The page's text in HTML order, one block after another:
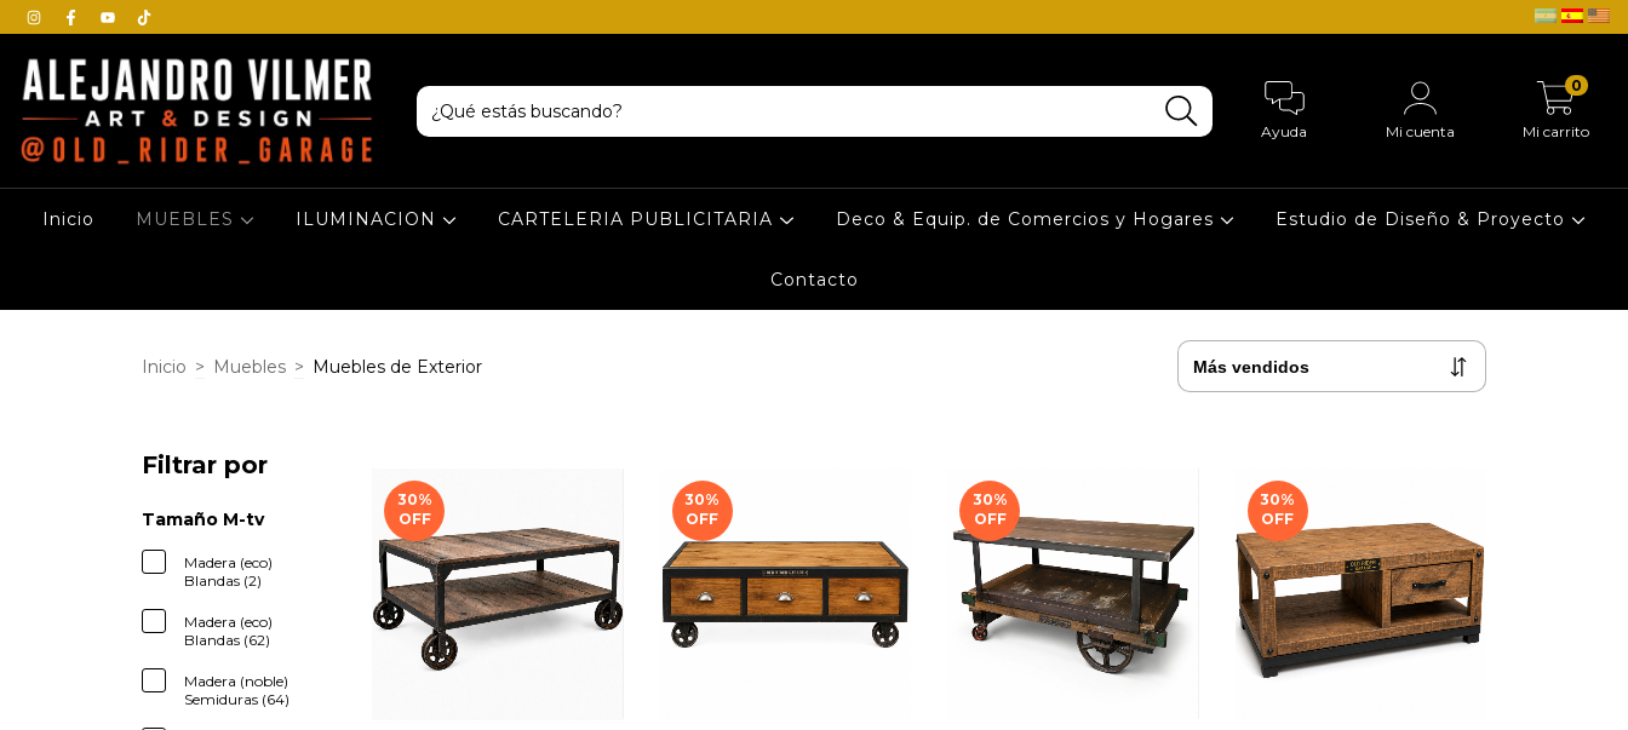
Ayuda Mi cuenta Mi carrito
0
Inicio MUEBLES ILUMINACION CARTELERIA PUBLICITARIA Deco & Equip. de Comercios у Hogares Estudio de Diseño & Proyecto
Contacto
Inicio > Muebles > Muebles de Exterior
Filtrar por
Tamaño M-tv
Madera (eco)
Blandas (2)
Madera (eco)
Blandas (62)
Madera (noble)
Semiduras (64)
30%
OFF
30%
OFF
30%
OFF
30%
OFF